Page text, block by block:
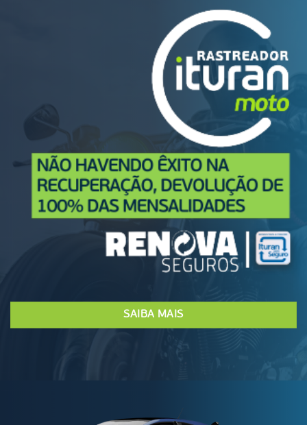
SAIBA MAIS